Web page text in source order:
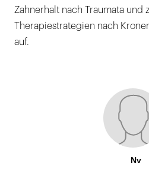
Zahnerhalt nach Traumata und
Therapiestrategien nach
auf.
Nv